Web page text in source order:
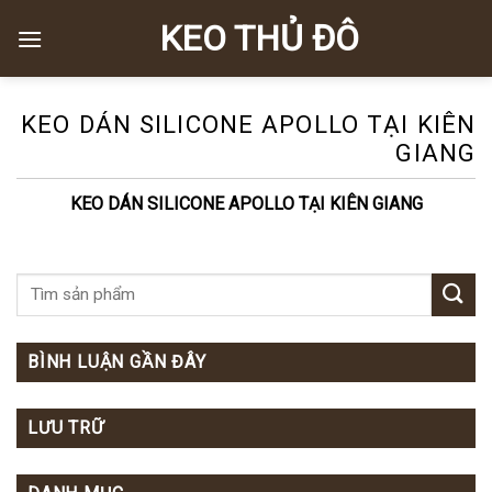
KEO THỦ ĐÔ
KEO DÁN SILICONE APOLLO TẠI KIÊN
GIANG
KEO DÁN SILICONE APOLLO TẠI KIÊN GIANG
BÌNH LUẬN GẦN ĐÂY
LƯU TRỮ